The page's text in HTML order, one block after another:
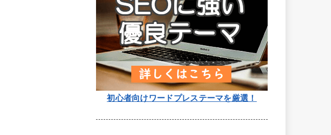
初心者向けワードプレステーマを厳選！